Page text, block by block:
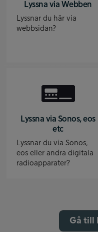
Lyssna via Webben
Lyssnar du här via
webbsidan?
Lyssna via Sonos, eos
etc
Lyssnar du via Sonos,
eos eller andra digitala
radioapparater?
Gå till